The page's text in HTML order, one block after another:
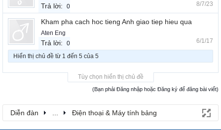
Trả lời: 0 8/7/23
Kham pha cach hoc tieng Anh giao tiep hieu qua
Aten Eng
Trả lời: 0 6/1/17
Hiển thị chủ đề từ 1 đến 5 của 5
Tùy chọn hiển thị chủ đề
(Bạn phải Đăng nhập hoặc Đăng ký để đăng bài viết)
Diễn đàn Điện thoại & Máy tính bảng